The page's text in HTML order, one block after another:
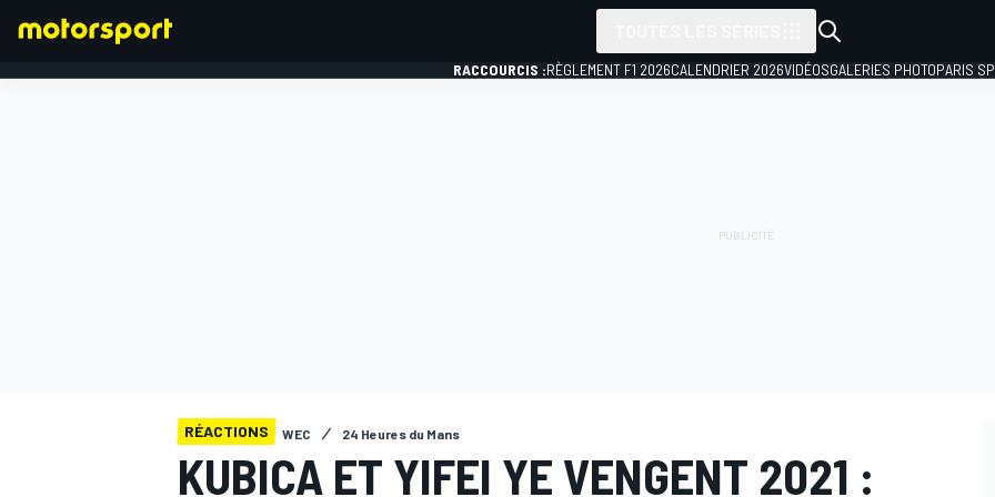
RACCOURCIS :RÈGLEMENT F1 2026CALENDRIER 2026VIDÉOSGALERIES PHOTOPARIS
RÉACTIONS WEC 24 Heures du Mans
KUBICA ET YIFEI YE VENGENT 2021 :